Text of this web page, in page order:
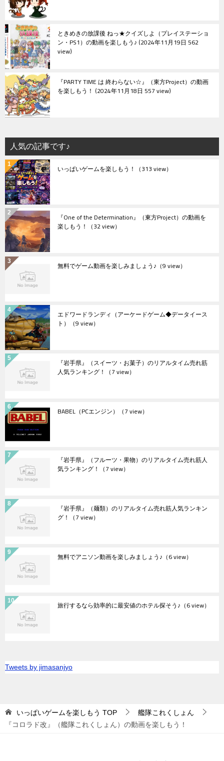
ときめきの放課後 ねっ★クイズしよ（プレイステーショ
ン・PS1）の動画を楽しもう♪ 2024年11月19日 562
view
『PARTY TIME は 終わらない☆』（東方Project）の動画
を楽しもう！ 2024年11月18日 557 view
人気の記事です♪
いっぱいゲームを楽しもう！ （313 view）
『One of the Determination』（東方Project）の動画を
楽しもう！ （32 view）
無料でゲーム動画を楽しみましょう♪ （9 view）
エドワードランディ（アーケードゲーム◆データイース
ト） （9 view）
『岩手県』（スイーツ・お菓子）のリアルタイム売れ筋
人気ランキング！ （7 view）
BABEL（PCエンジン） （7 view）
『岩手県』（フルーツ・果物）のリアルタイム売れ筋人
気ランキング！ （7 view）
『岩手県』（麺類）のリアルタイム売れ筋人気ランキン
グ！ （7 view）
無料でアニソン動画を楽しみましょう♪ （6 view）
旅行するなら効率的に最安値のホテル探そう♪ （6 view）
Tweets by jimasanjyo
いっぱいゲームを楽しもう TOP
艦隊これくしょん
『コロラド改』（艦隊これくしょん）の動画を楽しもう！